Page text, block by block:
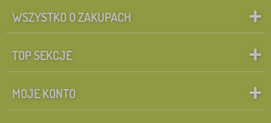
WSZYSTKO O ZAKUPACH
TOP SEKCJE
MOJE KONTO